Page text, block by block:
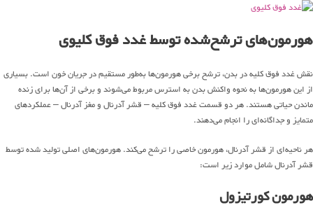
هورمون‌های ترشح‌شده توسط غدد فوق کلیوی
نقش غدد فوق کلیه در بدن، ترشح برخی هورمون‌ها به‌طور مستقیم در جریان خون است. بسیاری
از این هورمون‌ها به نحوه واکنش بدن به استرس مربوط می‌شوند و برخی از آن‌ها برای زنده
ماندن حیاتی هستند. هر دو قسمت غدد فوق کلیه – قشر آدرنال و مغز آدرنال – عملکردهای
متمایز و جداگانه‌ای را انجام می‌دهند.
هر ناحیه‌ای از قشر آدرنال، هورمون خاصی را ترشح می‌کند. هورمون‌های اصلی تولید شده توسط
قشر آدرنال شامل موارد زیر است:
هورمون کورتیزول